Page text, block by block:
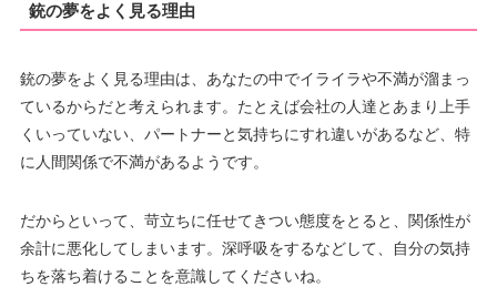
銃の夢をよく見る理由
銃の夢をよく見る理由は、あなたの中でイライラや不満が溜まっ
ているからだと考えられます。たとえば会社の人達とあまり上手
くいっていない、パートナーと気持ちにすれ違いがあるなど、特
に人間関係で不満があるようです。
だからといって、苛立ちに任せてきつい態度をとると、関係性が
余計に悪化してしまいます。深呼吸をするなどして、自分の気持
ちを落ち着けることを意識してくださいね。